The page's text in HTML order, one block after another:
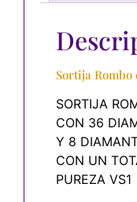
Sortija
SORTIJA
CON 36
Y 8
CON UN
PUREZA VS1